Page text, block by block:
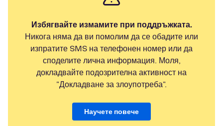
Избягвайте измамите при поддръжката.
Никога няма да ви помолим да се обадите или
изпратите SMS на телефонен номер или да
споделите лична информация. Моля,
докладвайте подозрителна активност на
"Докладване за злоупотреба".
Научете повече